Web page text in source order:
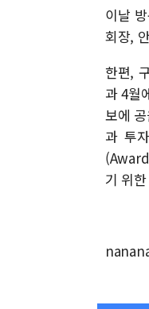
이날
회장,
한편,
과 4월
보에
과 투
기 위